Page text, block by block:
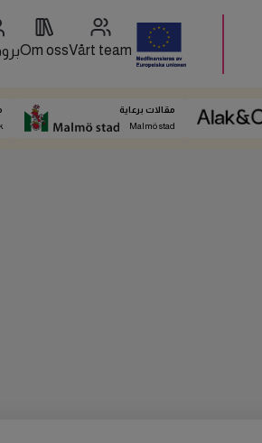
Vårt team
Om oss
مقالات برعاية
Malmö stad